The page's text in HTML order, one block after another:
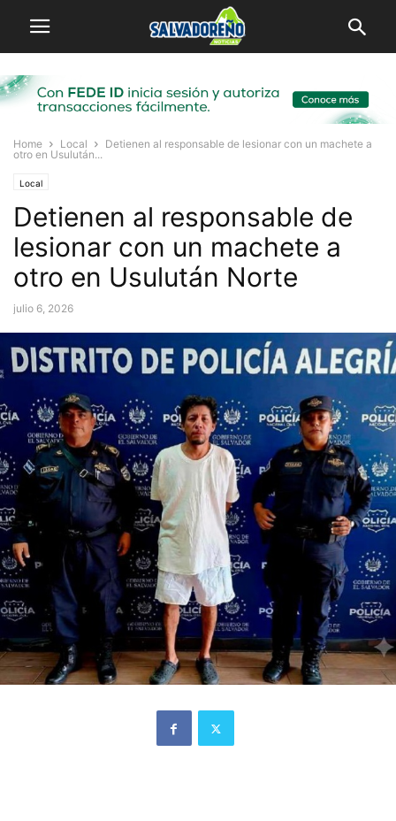
Home Local
Detienen al responsable de lesionar con un machete a
otro en Usulután...
Local
Detienen al responsable de
lesionar con un machete a
otro en Usulután Norte
julio 6, 2026